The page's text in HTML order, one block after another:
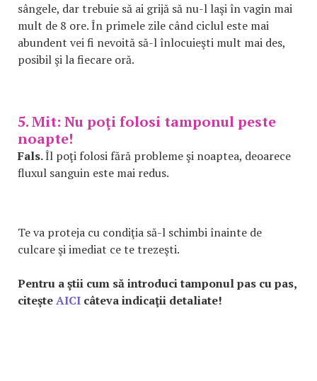
sângele, dar trebuie să ai grijă să nu-l laşi în vagin mai
mult de 8 ore. În primele zile când ciclul este mai
abundent vei fi nevoită să-l înlocuieşti mult mai des,
posibil şi la fiecare oră.
5. Mit: Nu poţi folosi tamponul peste
noapte!
Fals.Îl poţi folosi fără probleme şi noaptea, deoarece
fluxul sanguin este mai redus.
Te va proteja cu condiţia să-l schimbi înainte de
culcare şi imediat ce te trezeşti.
Pentru a ştii cum să introduci tamponul pas cu pas,
citeşteAICI câteva indicaţii detaliate!